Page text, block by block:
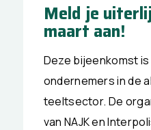
Meld je
maart aan!
Deze bijeenkomst
ondernemers in de
teeltsector. De
van NAJK en